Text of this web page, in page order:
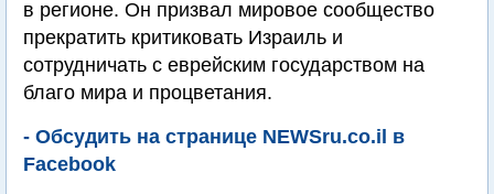
в регионе. Он призвал мировое сообщество
прекратить критиковать Израиль и
сотрудничать с еврейским государством на
благо мира и процветания.
- Обсудить на странице NEWSru.co.il в
Facebook